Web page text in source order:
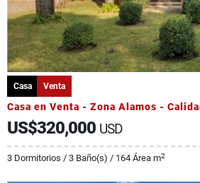
Casa Venta
US$320,000 USD
3 Dormitorios / 3 Baño(s) / 164 Área m2